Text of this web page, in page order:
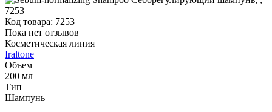
Код товара: 7253
Пока нет отзывов
Косметическая линия
Iraltone
Объем
200 мл
Тип
Шампунь